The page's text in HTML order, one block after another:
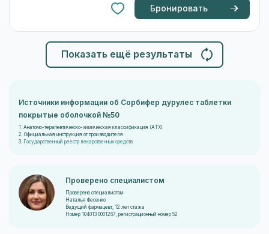
Бронировать
Показать ещё результаты
Источники информации об Сорбифер дурулес таблетки
покрытые оболочкой №50
1. Анатомо-терапевтическо-химическая классификация (ATX)
2. Официальная инструкция от производителя
3.
Государственный реестр лекарственных средств
Проверено специалистом
Проверено специалистом
Наталья Фесенко
Ведущий фармацевт, 12 лет стажа
Номер 104013 0001267, регистрационный номер 52